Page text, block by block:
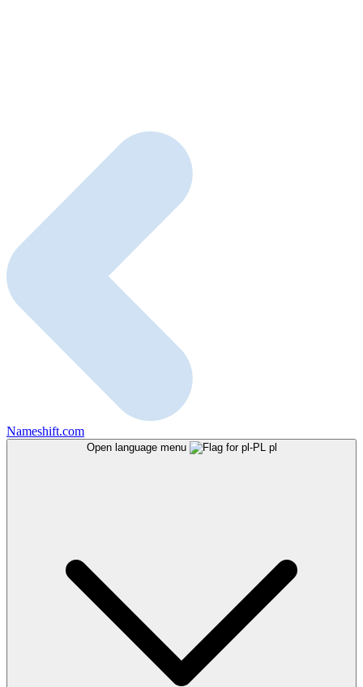
Nameshift.com
Open language menu pl